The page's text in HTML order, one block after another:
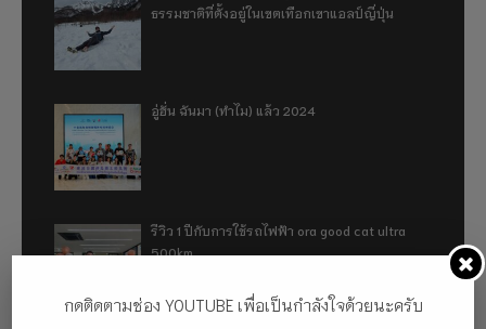
ธรรมชาติที่ตั้งอยู่ในเขตเทือกเขาแอลป์ญี่ปุ่น
อู่ฮั่น ฉันมา (ทำไม) แล้ว 2024
รีวิว 1 ปีกับการใช้รถไฟฟ้า ora good cat ultra
500km
กดติดตามช่อง YOUTUBE เพื่อเป็นกำลังใจด้วยนะครับ